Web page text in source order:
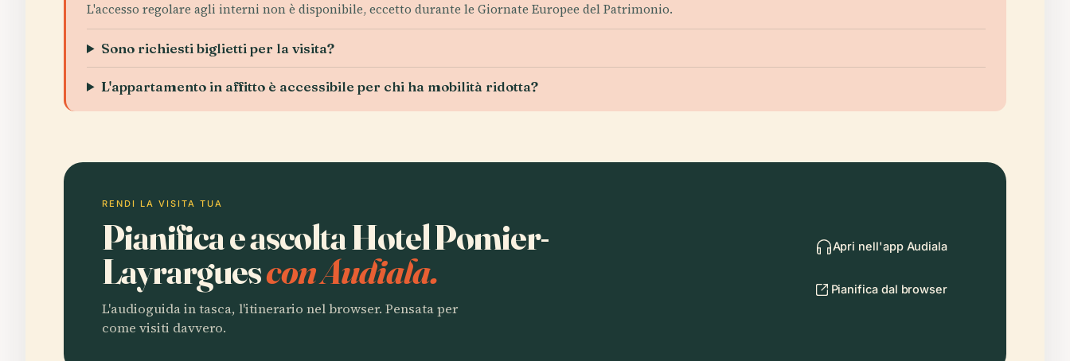
L'accesso regolare agli interni non è disponibile, eccetto durante le Giornate Europee del Patrimonio.
Sono richiesti biglietti per la visita?
L'appartamento in affitto è accessibile per chi ha mobilità ridotta?
RENDI LA VISITA TUA
Pianifica e ascolta Hotel Pomier-
Layrarguescon Audiala.
L'audioguida in tasca, l'itinerario nel browser. Pensata per
come visiti davvero.
Apri nell'app Audiala
Pianifica dal browser